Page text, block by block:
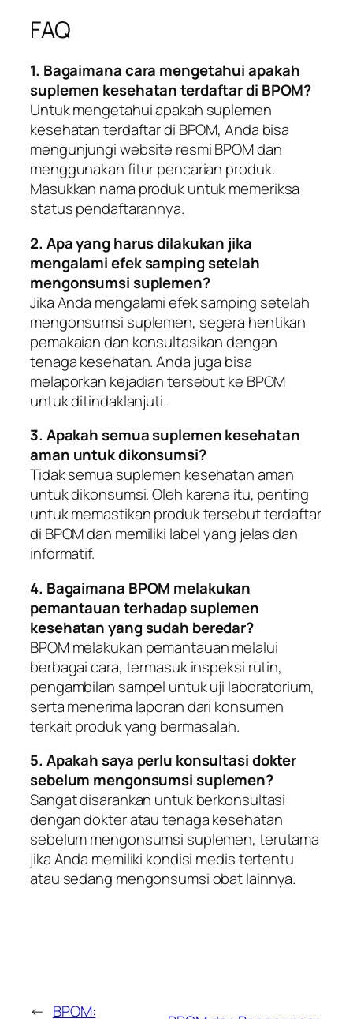
FAQ
1. Bagaimana cara mengetahui apakah
suplemen kesehatan terdaftar di BPOM?
Untuk mengetahui apakah suplemen
kesehatan terdaftar di BPOM, Anda bisa
mengunjungi website resmi BPOM dan
menggunakan fitur pencarian produk.
Masukkan nama produk untuk memeriksa
status pendaftarannya.
2. Apa yang harus dilakukan jika
mengalami efek samping setelah
mengonsumsi suplemen?
Jika Anda mengalami efek samping setelah
mengonsumsi suplemen, segera hentikan
pemakaian dan konsultasikan dengan
tenaga kesehatan. Anda juga bisa
melaporkan kejadian tersebut ke BPOM
untuk ditindaklanjuti.
3. Apakah semua suplemen kesehatan
aman untuk dikonsumsi?
Tidak semua suplemen kesehatan aman
untuk dikonsumsi. Oleh karena itu, penting
untuk memastikan produk tersebut terdaftar
di BPOM dan memiliki label yang jelas dan
informatif.
4. Bagaimana BPOM melakukan
pemantauan terhadap suplemen
kesehatan yang sudah beredar?
BPOM melakukan pemantauan melalui
berbagai cara, termasuk inspeksi rutin,
pengambilan sampel untuk uji laboratorium,
serta menerima laporan dari konsumen
terkait produk yang bermasalah.
5. Apakah saya perlu konsultasi dokter
sebelum mengonsumsi suplemen?
Sangat disarankan untuk berkonsultasi
dengan dokter atau tenaga kesehatan
sebelum mengonsumsi suplemen, terutama
jika Anda memiliki kondisi medis tertentu
atau sedang mengonsumsi obat lainnya.
← BPOM: